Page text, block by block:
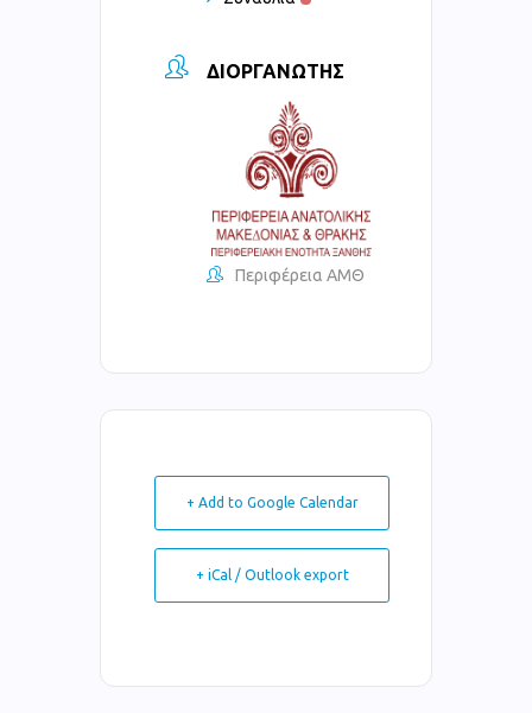
ΔΙΟΡΓΑΝΩΤΉΣ
Περιφέρεια ΑΜΘ
+ Add to Google Calendar
+ iCal / Outlook export